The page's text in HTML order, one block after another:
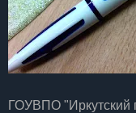
ГОУВПО "Иркутский